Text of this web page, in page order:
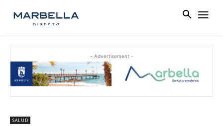
- Advertisement -
SALUD